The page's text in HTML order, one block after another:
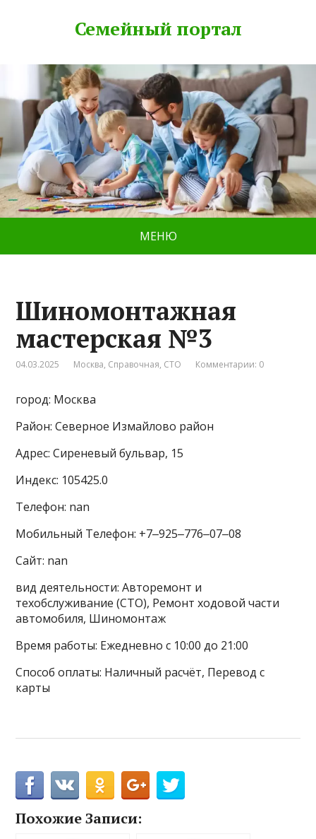
Семейный портал
МЕНЮ
Шиномонтажная
мастерская №3
04.03.2025 Москва, Справочная, СТО Комментарии: 0
город: Москва
Район: Северное Измайлово район
Адрес: Сиреневый бульвар, 15
Индекс: 105425.0
Телефон: nan
Мобильный Телефон: +7‒925‒776‒07‒08
Сайт: nan
вид деятельности: Авторемонт и
техобслуживание (СТО), Ремонт ходовой части
автомобиля, Шиномонтаж
Время работы: Ежедневно с 10:00 до 21:00
Способ оплаты: Наличный расчёт, Перевод с
карты
Похожие Записи: